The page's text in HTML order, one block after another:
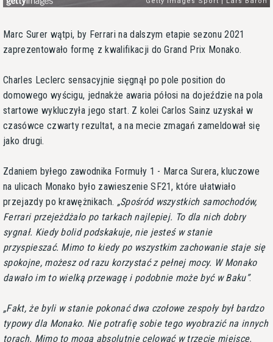
Marc Surer wątpi, by Ferrari na dalszym etapie sezonu 2021
zaprezentowało formę z kwalifikacji do Grand Prix Monako.
Charles Leclerc sensacyjnie sięgnął po pole position do
domowego wyścigu, jednakże awaria półosi na dojeździe na pola
startowe wykluczyła jego start. Z kolei Carlos Sainz uzyskał w
czasówce czwarty rezultat, a na mecie zmagań zameldował się
jako drugi.
Zdaniem byłego zawodnika Formuły 1 - Marca Surera, kluczowe
na ulicach Monako było zawieszenie SF21, które ułatwiało
przejazdy po krawężnikach. Spośród wszystkich samochodów,
Ferrari przejeżdżało po tarkach najlepiej. To dla nich dobry
sygnał. Kiedy bolid podskakuje, nie jesteś w stanie
przyspieszać. Mimo to kiedy po wszystkim zachowanie staje się
spokojne, możesz od razu korzystać z pełnej mocy. W Monako
dawało im to wielką przewagę i podobnie może być w Baku .
Fakt, że byli w stanie pokonać dwa czołowe zespoły był bardzo
typowy dla Monako. Nie potrafię sobie tego wyobrazić na innych
torach. Mimo to mogą absolutnie celować w trzecie miejsce.